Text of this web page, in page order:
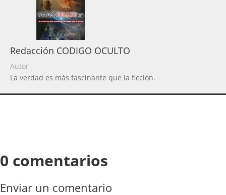
Redacción CODIGO OCULTO
Autor
La verdad es más fascinante que la ficción.
0 comentarios
Enviar un comentario